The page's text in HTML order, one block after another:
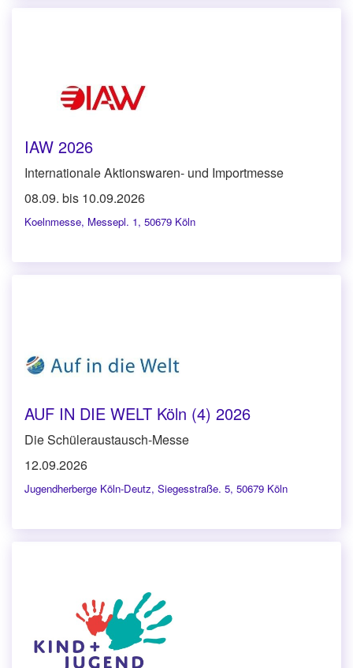
IAW 2026
Internationale Aktionswaren- und Importmesse
08.09. bis 10.09.2026
Koelnmesse, Messepl. 1, 50679 Köln
AUF IN DIE WELT Köln (4) 2026
Die Schüleraustausch-Messe
12.09.2026
Jugendherberge Köln-Deutz, Siegesstraße. 5, 50679 Köln